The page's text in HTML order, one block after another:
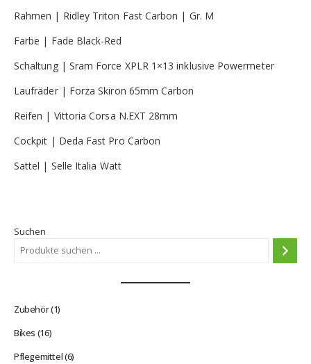
Rahmen | Ridley Triton Fast Carbon | Gr. M
Farbe | Fade Black-Red
Schaltung | Sram Force XPLR 1×13 inklusive Powermeter
Laufräder | Forza Skiron 65mm Carbon
Reifen | Vittoria Corsa N.EXT 28mm
Cockpit | Deda Fast Pro Carbon
Sattel | Selle Italia Watt
Suchen
Zubehör 11
Bikes 1616
Pflegemittel 66